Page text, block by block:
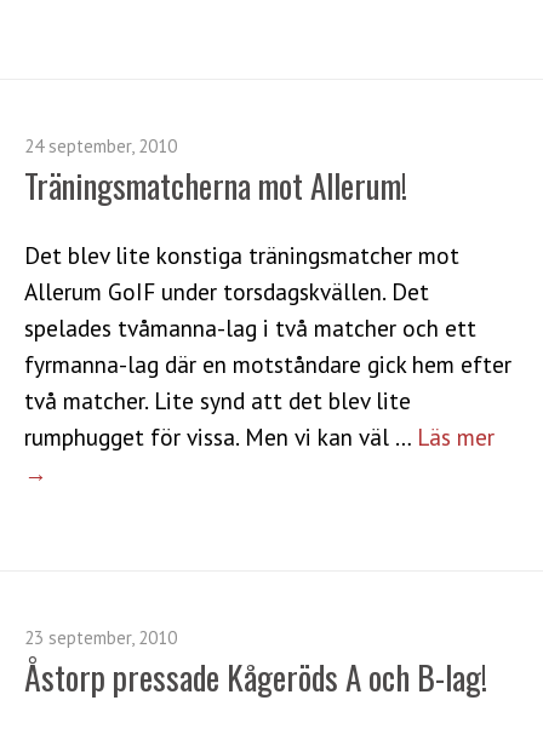
24 september, 2010
Träningsmatcherna mot Allerum!
Det blev lite konstiga träningsmatcher mot
Allerum GoIF under torsdagskvällen. Det
spelades tvåmanna-lag i två matcher och ett
fyrmanna-lag där en motståndare gick hem efter
två matcher. Lite synd att det blev lite
rumphugget för vissa. Men vi kan väl … Läs mer
→
23 september, 2010
Åstorp pressade Kågeröds A och B-lag!